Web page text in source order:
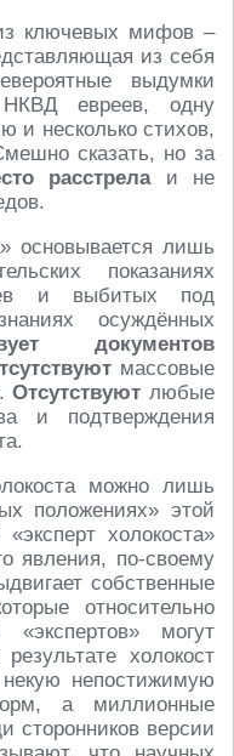
ключевых мифов –
из себя
выдумки
НКВД евреев, одну
и несколько стихов,
сказать, но за
расстрелаи не
основывается лишь
показаниях
и выбитых под
осуждённых
документов
массовые
Отсутствуют любые
и подтверждения
можно лишь
положениях» этой
холокоста»
явления, по-своему
собственные
относительно
могут
холокост
непостижимую
а миллионные
сторонников версии